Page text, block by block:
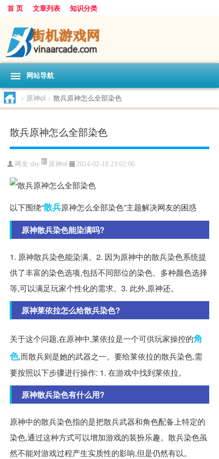
首 页 文章列表 知识分类
网站导航
> 原神ol > 散兵原神怎么全部染色
散兵原神怎么全部染色
网友:sby 原神ol 2024-02-18 23:02:06
以下围绕“散兵原神怎么全部染色”主题解决网友的困惑
原神散兵染色能染满吗?
1. 原神散兵染色能染满。2. 因为原神中的散兵染色系统提
供了丰富的染色选项,包括不同部位的染色、多种颜色选择
等,可以满足玩家个性化的需求。3. 此外,原神还。
原神莱依拉怎么给散兵染色?
关于这个问题,在原神中,莱依拉是一个可供玩家操控的角
色,而散兵则是她的武器之一。要给莱依拉的散兵染色,需
要按照以下步骤进行操作: 1. 在游戏中找到莱依拉。
原神散兵染色有什么用?
原神中的散兵染色指的是把散兵武器和角色配备上特定的
染色,通过这种方式可以增加游戏的装扮乐趣。散兵染色虽
然不能对游戏过程产生实质性的影响,但是仍然有以。